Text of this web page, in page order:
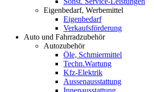
Eigenbedarf, Werbemittel
Eigenbedarf
Verkaufsförderung
Auto und Fahrradzubehör
Autozubehör
Öle, Schmiermittel
Techn.Wartung
Kfz-Elektrik
Aussenausstattung
Innenausstattung